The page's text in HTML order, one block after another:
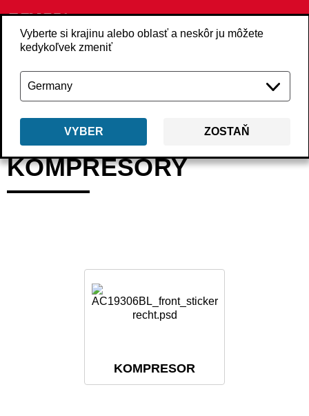
Vyberte si krajinu alebo oblasť a neskôr ju môžete
kedykoľvek zmeniť
VYBER ZOSTAŇ
Späť Produkty Kompresory
KOMPRESORY
KOMPRESOR